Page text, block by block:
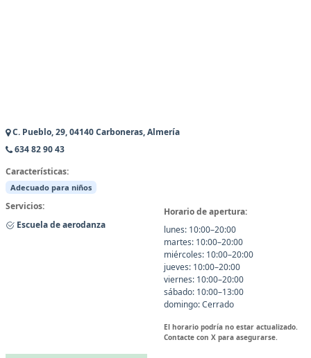
C. Pueblo, 29, 04140 Carboneras, Almería
634 82 90 43
Características:
Adecuado para niños
Servicios:
Escuela de aerodanza
Horario de apertura:
lunes: 10:00–20:00
martes: 10:00–20:00
miércoles: 10:00–20:00
jueves: 10:00–20:00
viernes: 10:00–20:00
sábado: 10:00–13:00
domingo: Cerrado
El horario podría no estar actualizado.
Contacte con X para asegurarse.